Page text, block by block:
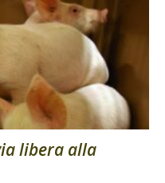
libera alla